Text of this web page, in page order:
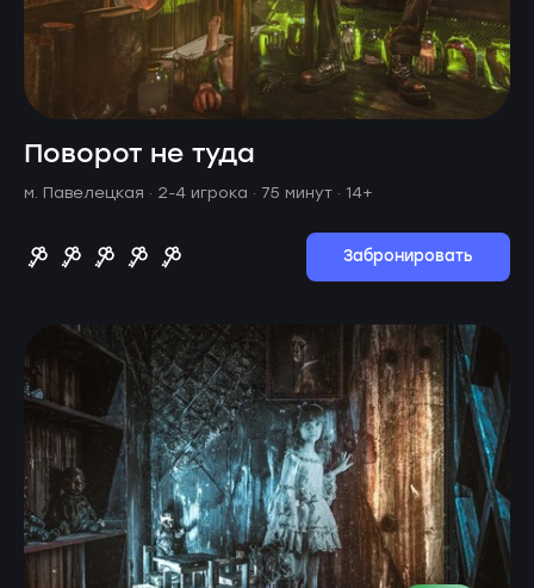
Поворот не туда
м. Павелецкая · 2-4 игрока · 75 минут · 14+
Забронировать